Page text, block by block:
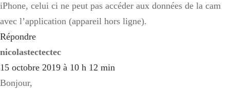
iPhone, celui ci ne peut pas accéder aux données de la cam
avec l’application (appareil hors ligne).
Répondre
nicolastectectec
15 octobre 2019 à 10 h 12 min
Bonjour,